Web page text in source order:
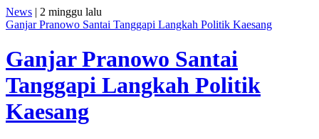
News | 2 minggu lalu
Ganjar Pranowo Santai Tanggapi Langkah Politik Kaesang
Ganjar Pranowo Santai
Tanggapi Langkah Politik
Kaesang